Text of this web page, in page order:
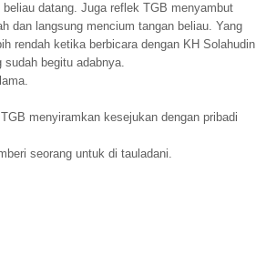
datang. Juga reflek TGB menyambut
dan langsung mencium tangan beliau. Yang
rendah ketika berbicara dengan KH Solahudin
begitu adabnya.
menyiramkan kesejukan dengan pribadi
seorang untuk di tauladani.